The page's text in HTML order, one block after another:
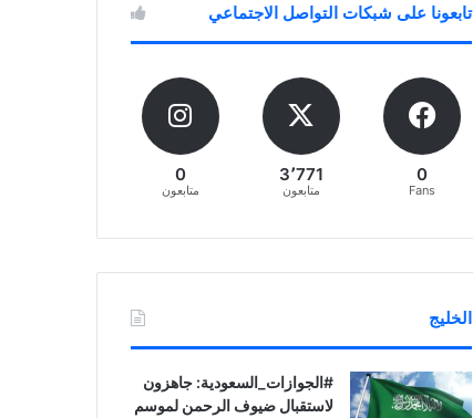
تابعونا على شبكات التواصل الاجتماعي
0
Fans
3٬771
متابعون
0
متابعون
الخليج
‏‎#الجوازات_السعودية: جاهزون
لاستقبال ضيوف الرحمن لموسم